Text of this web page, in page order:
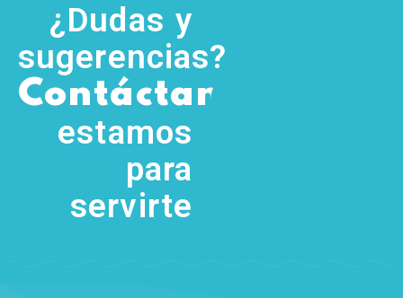
¿Dudas y
sugerencias?
Contáctanos
estamos
para
servirte